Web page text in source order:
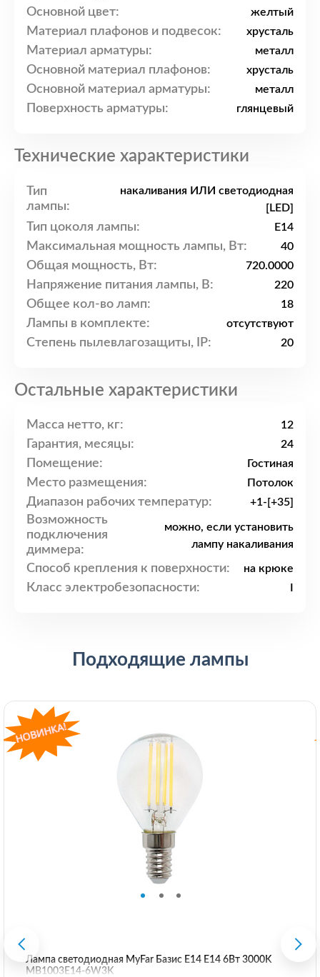
Основной цвет: желтый
Материал плафонов и подвесок: хрусталь
Материал арматуры: металл
Основной материал плафонов: хрусталь
Основной материал арматуры: металл
Поверхность арматуры: глянцевый
Технические характеристики
Тип
лампы:
накаливания ИЛИ светодиодная
[LED]
Тип цоколя лампы: E14
Максимальная мощность лампы, Вт: 40
Общая мощность, Вт: 720.0000
Напряжение питания лампы, В: 220
Общее кол-во ламп: 18
Лампы в комплекте: отсутствуют
Степень пылевлагозащиты, IP: 20
Остальные характеристики
Масса нетто, кг: 12
Гарантия, месяцы: 24
Помещение: Гостиная
Место размещения: Потолок
Диапазон рабочих температур: +1-[+35]
Возможность
подключения
диммера:
можно, если установить
лампу накаливания
Способ крепления к поверхности: на крюке
Класс электробезопасности:
Подходящие лампы
Лампа светодиодная MyFar Базис E14 E14 6Вт 3000K
MB1003E14-6W3K